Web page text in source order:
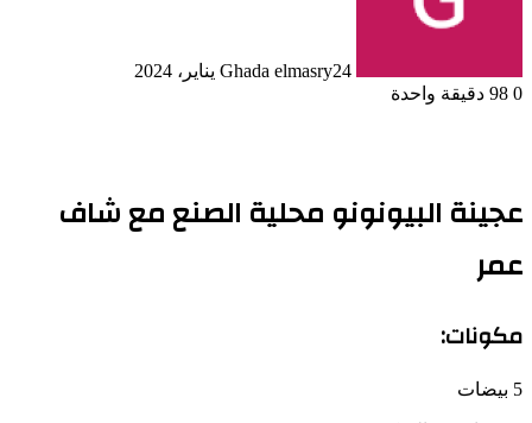
Ghada elmasry24 يناير، 2024
0
دقيقة واحدة
عجينة البيونونو محلية الصنع مع شاف
عمر
مكونات:
5 بيضات